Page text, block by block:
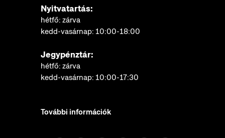
Nyitvatartás:
hétfő: zárva
kedd-vasárnap: 10:00-18:00
Jegypénztár:
hétfő: zárva
kedd-vasárnap: 10:00-17:30
További információk